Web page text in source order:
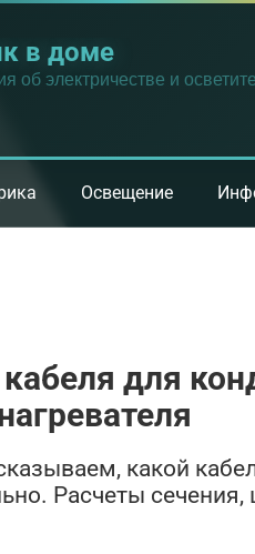
в доме
об электричестве и
Освещение
для
какой
Расчеты